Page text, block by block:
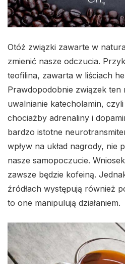
Otóż związki zawarte w
zmienić nasze odczucia.
teofilina, zawarta w liściach
Prawdopodobnie związek ten
uwalnianie katecholamin,
chociażby adrenaliny i
bardzo istotne
wpływ na układ nagrody, nie
nasze samopoczucie.
zawsze będzie kofeiną.
źródłach występują również
to one manipulują działaniem.